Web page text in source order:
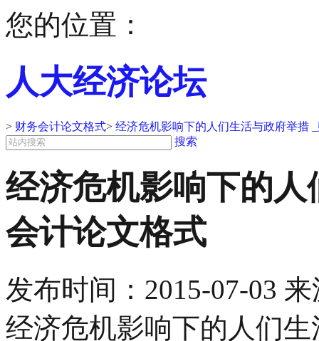
您的位置：
人大经济论坛
> 财务会计论文格式> 经济危机影响下的人们生活与政府举措
搜索
经济危机影响下的
会计论文格式
发布时间： 2015-07-03 来
经济危机影响下的人们